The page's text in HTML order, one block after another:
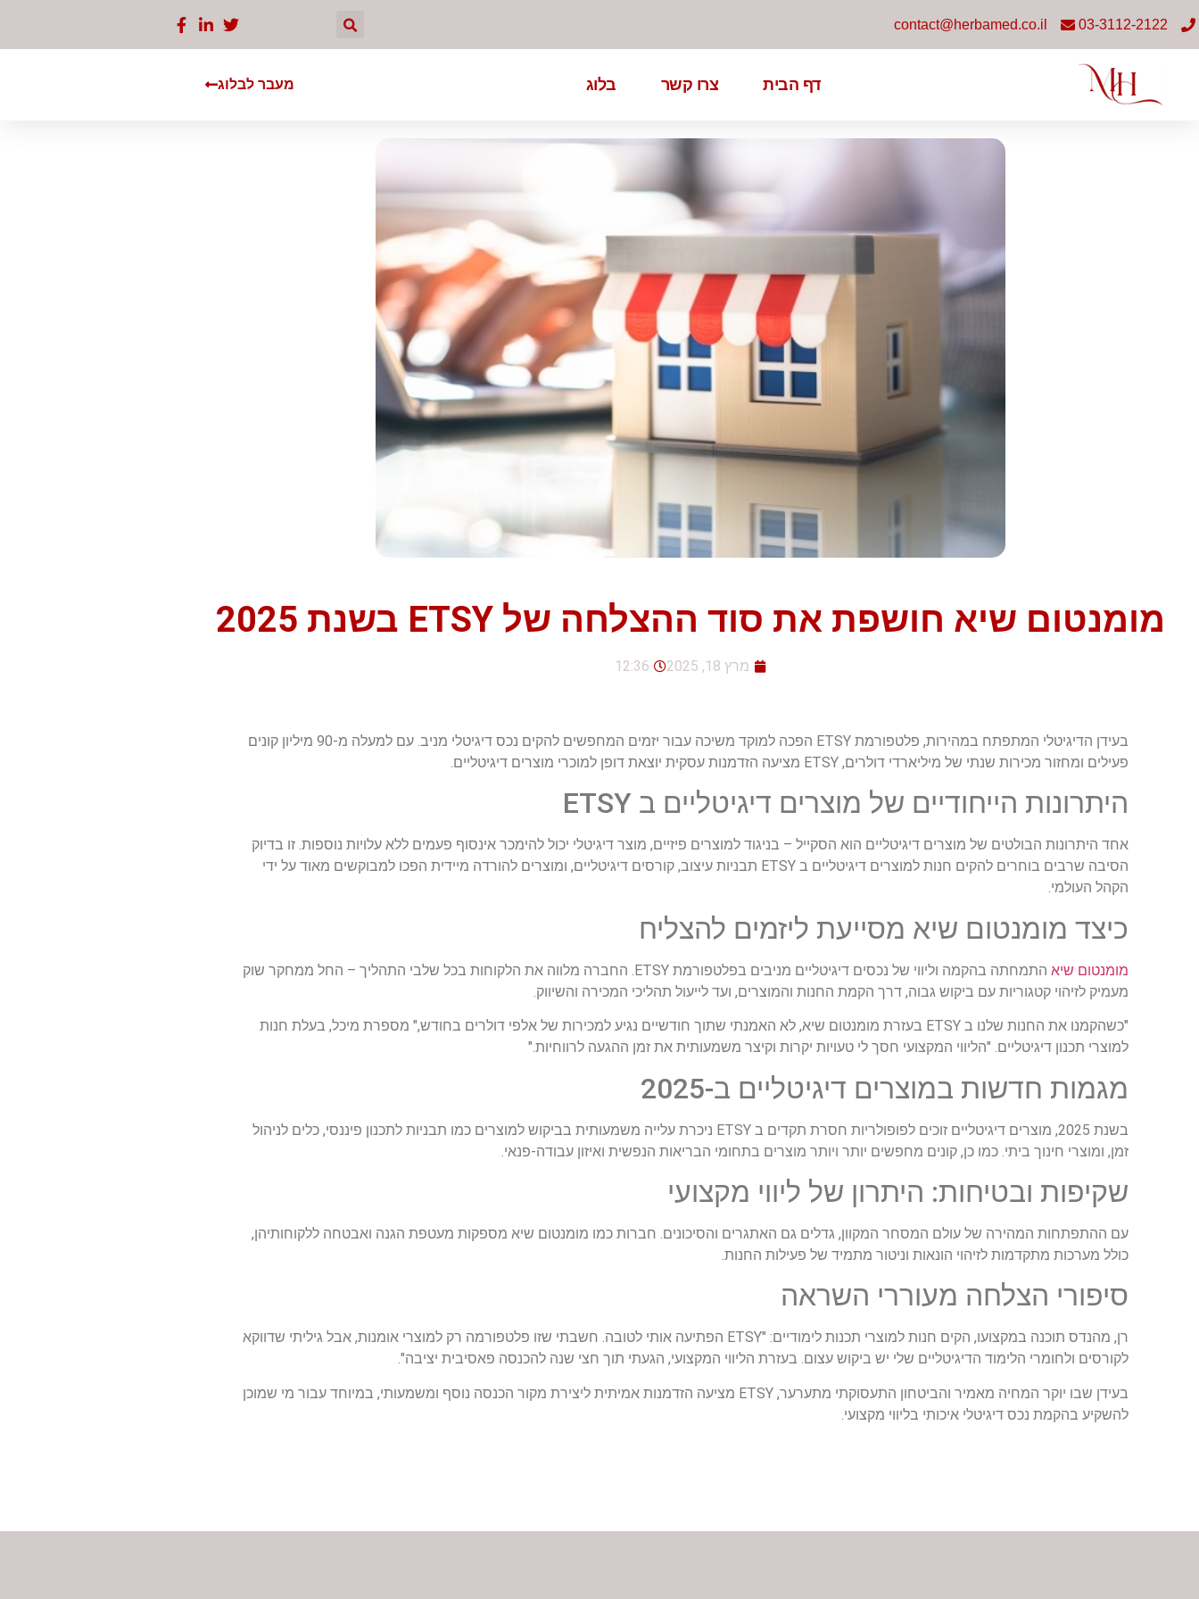
03-3112-2122
contact@herbamed.co.il
דף הבית צרו קשר בלוג מעבר לבלוג
מומנטום שיא חושפת את סוד ההצלחה של ETSY בשנת 2025
מרץ 18, 2025 12:36
בעידן הדיגיטלי המתפתח במהירות, פלטפורמת ETSY הפכה למוקד משיכה עבור יזמים המחפשים להקים נכס דיגיטלי מניב. עם למעלה מ-90 מיליון קונים
פעילים ומחזור מכירות שנתי של מיליארדי דולרים, ETSY מציעה הזדמנות עסקית יוצאת דופן למוכרי מוצרים דיגיטליים.
היתרונות הייחודיים של מוצרים דיגיטליים ב ETSY
אחד היתרונות הבולטים של מוצרים דיגיטליים הוא הסקייל – בניגוד למוצרים פיזיים, מוצר דיגיטלי יכול להימכר אינסוף פעמים ללא עלויות נוספות. זו בדיוק
הסיבה שרבים בוחרים להקים חנות למוצרים דיגיטליים ב ETSY תבניות עיצוב, קורסים דיגיטליים, ומוצרים להורדה מיידית הפכו למבוקשים מאוד על ידי
הקהל העולמי.
כיצד מומנטום שיא מסייעת ליזמים להצליח
מומנטום שיא
התמחתה בהקמה וליווי של נכסים דיגיטליים מניבים בפלטפורמת ETSY. החברה מלווה את הלקוחות בכל שלבי התהליך – החל ממחקר שוק
מעמיק לזיהוי קטגוריות עם ביקוש גבוה, דרך הקמת החנות והמוצרים, ועד לייעול תהליכי המכירה והשיווק.
"כשהקמנו את החנות שלנו ב ETSY בעזרת מומנטום שיא, לא האמנתי שתוך חודשיים נגיע למכירות של אלפי דולרים בחודש," מספרת מיכל, בעלת חנות
למוצרי תכנון דיגיטליים. "הליווי המקצועי חסך לי טעויות יקרות וקיצר משמעותית את זמן ההגעה לרווחיות."
מגמות חדשות במוצרים דיגיטליים ב-2025
בשנת 2025, מוצרים דיגיטליים זוכים לפופולריות חסרת תקדים ב ETSY ניכרת עלייה משמעותית בביקוש למוצרים כמו תבניות לתכנון פיננסי, כלים לניהול
זמן, ומוצרי חינוך ביתי. כמו כן, קונים מחפשים יותר ויותר מוצרים בתחומי הבריאות הנפשית ואיזון עבודה-פנאי.
שקיפות ובטיחות: היתרון של ליווי מקצועי
עם ההתפתחות המהירה של עולם המסחר המקוון, גדלים גם האתגרים והסיכונים. חברות כמו מומנטום שיא מספקות מעטפת הגנה ואבטחה ללקוחותיהן,
כולל מערכות מתקדמות לזיהוי הונאות וניטור מתמיד של פעילות החנות.
סיפורי הצלחה מעוררי השראה
רן, מהנדס תוכנה במקצועו, הקים חנות למוצרי תכנות לימודיים: "ETSY הפתיעה אותי לטובה. חשבתי שזו פלטפורמה רק למוצרי אומנות, אבל גיליתי שדווקא
לקורסים ולחומרי הלימוד הדיגיטליים שלי יש ביקוש עצום. בעזרת הליווי המקצועי, הגעתי תוך חצי שנה להכנסה פאסיבית יציבה".
בעידן שבו יוקר המחיה מאמיר והביטחון התעסוקתי מתערער, ETSY מציעה הזדמנות אמיתית ליצירת מקור הכנסה נוסף ומשמעותי, במיוחד עבור מי שמוכן
להשקיע בהקמת נכס דיגיטלי איכותי בליווי מקצועי.